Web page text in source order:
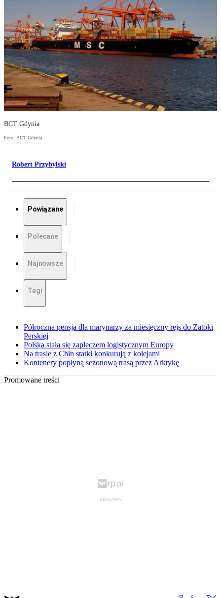
BCT Gdynia
Foto: BCT Gdynia
Robert Przybylski
Powiązane
Polecane
Najnowsze
Tagi
Półroczna pensja dla marynarzy za miesięczny rejs do Zatoki
Perskiej
Polska stała się zapleczem logistycznym Europy
Na trasie z Chin statki konkurują z kolejami
Kontenery popłyną sezonową trasą przez Arktykę
Promowane treści